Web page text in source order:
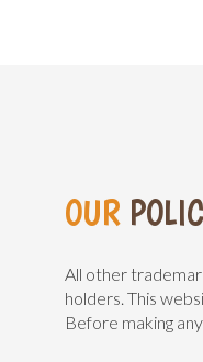
OUR
All other
holders. This
Before making